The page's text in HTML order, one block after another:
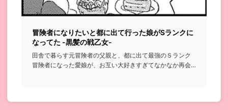
冒険者になりたいと都に出て行った娘がSランクに
なってた -黒髪の戦乙女-
田舎で暮らす元冒険者の父親と、都に出て最強のＳランク
冒険者になった愛娘が、お互い大好きすぎてなかなか再会